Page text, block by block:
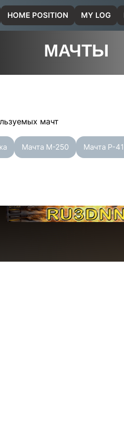
HOME POSITION MY LOG
МАЧТЫ
мачт
Мачта М-250 Мачта Р-